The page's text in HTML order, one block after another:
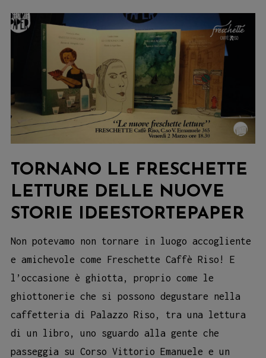
TORNANO LE FRESCHETTE
LETTURE DELLE NUOVE
STORIE IDEESTORTEPAPER
Non potevamo non tornare in luogo accogliente
e amichevole come Freschette Caffè Riso! E
l’occasione è ghiotta, proprio come le
ghiottonerie che si possono degustare nella
caffetteria di Palazzo Riso, tra una lettura
di un libro, uno sguardo alla gente che
passeggia su Corso Vittorio Emanuele e un